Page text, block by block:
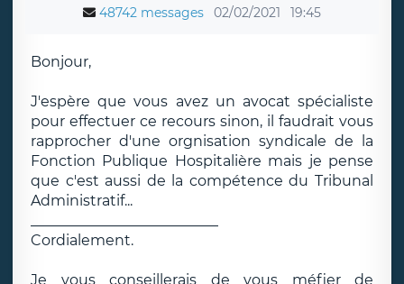
48742 messages 02/02/2021 19:45
Bonjour,
J'espère que vous avez un avocat spécialiste
pour effectuer ce recours sinon, il faudrait vous
rapprocher d'une orgnisation syndicale de la
Fonction Publique Hospitalière mais je pense
que c'est aussi de la compétence du Tribunal
Administratif...
Cordialement.
Je vous conseillerais de vous méfier de